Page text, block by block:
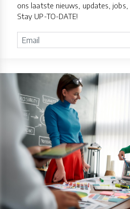
ons laatste nieuws, updates,
Stay UP-TO-DATE!